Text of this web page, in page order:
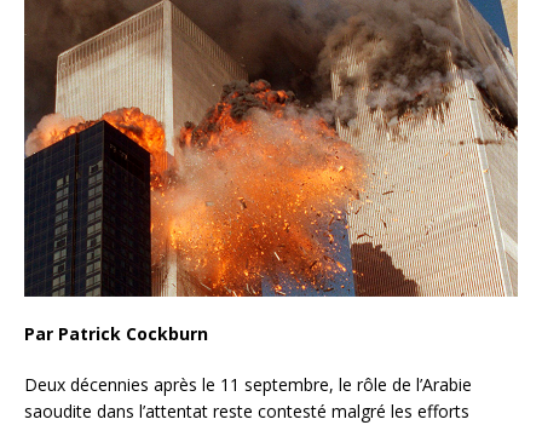
Par Patrick Cockburn
Deux décennies après le 11 septembre, le rôle de l’Arabie
saoudite dans l’attentat reste contesté malgré les efforts